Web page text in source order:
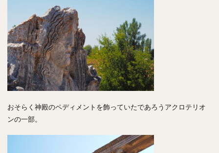
おそらく神殿のペディメントを飾っていたであろうアクロテリオ
ンの一部。